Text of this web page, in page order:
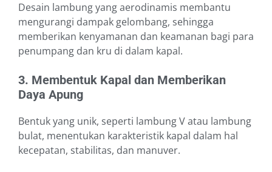
Desain lambung yang aerodinamis membantu
mengurangi dampak gelombang, sehingga
memberikan kenyamanan dan keamanan bagi para
penumpang dan kru di dalam kapal.
3. Membentuk Kapal dan Memberikan
Daya Apung
Bentuk yang unik, seperti lambung V atau lambung
bulat, menentukan karakteristik kapal dalam hal
kecepatan, stabilitas, dan manuver.